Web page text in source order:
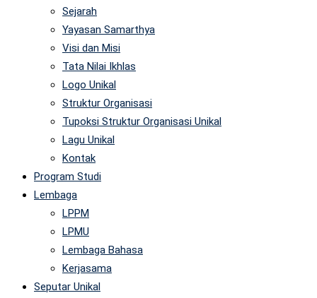
Sejarah
Yayasan Samarthya
Visi dan Misi
Tata Nilai Ikhlas
Logo Unikal
Struktur Organisasi
Tupoksi Struktur Organisasi Unikal
Lagu Unikal
Kontak
Program Studi
Lembaga
LPPM
LPMU
Lembaga Bahasa
Kerjasama
Seputar Unikal